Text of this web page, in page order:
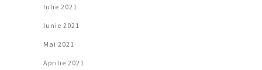
Iulie 2021
Iunie 2021
Mai 2021
Aprilie 2021